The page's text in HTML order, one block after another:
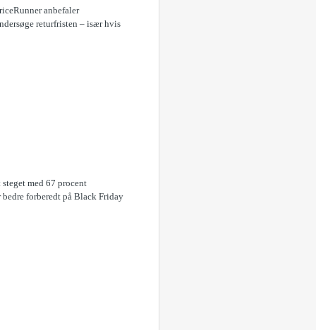
anbefaler
returfristen – især hvis
med 67 procent
forberedt på Black Friday